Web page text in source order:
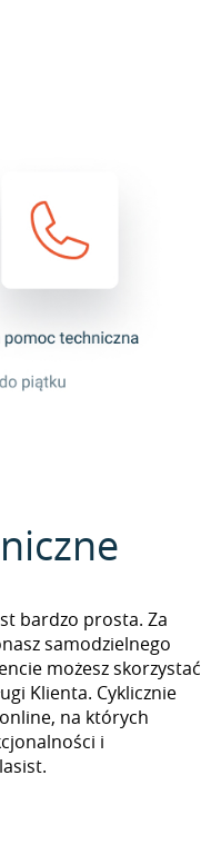
bardzo prosta. Za
samodzielnego
możesz skorzystać
Klienta. Cyklicznie
na których
i